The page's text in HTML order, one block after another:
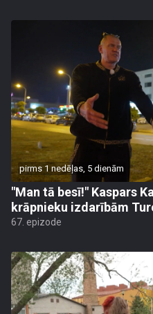
pirms 1 nedēļas, 5 dienām
"Man tā besī!" Kaspars
krāpnieku izdarībām
67. epizode